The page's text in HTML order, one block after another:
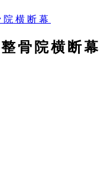
横断幕
骨院横断幕